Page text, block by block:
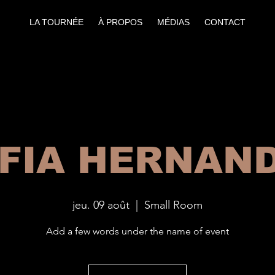
LA TOURNÉE À PROPOS MÉDIAS CONTACT
jeu. 09 août Small Room
Add a few words under the name of event